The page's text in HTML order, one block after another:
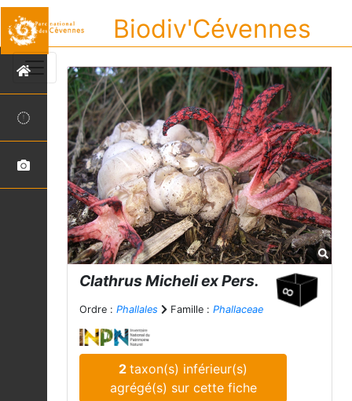
Biodiv'Cévennes
Clathrus Micheli ex Pers.
Ordre : Phallales Famille : Phallaceae
2taxon(s) inférieur(s)
agrégé(s) sur cette fiche